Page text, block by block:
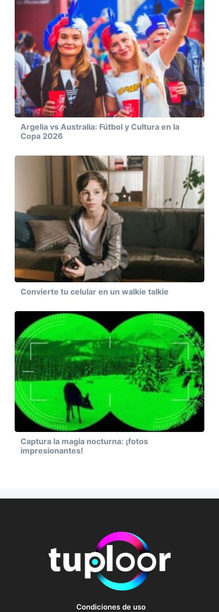
Argelia vs Australia: Fútbol y Cultura en la
Copa 2026
Convierte tu celular en un walkie talkie
Captura la magia nocturna: ¡fotos
impresionantes!
Condiciones de uso